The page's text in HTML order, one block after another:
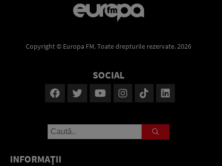
Copyright © Europa FM. Toate drepturile rezervate. 2026
SOCIAL
INFORMAŢII